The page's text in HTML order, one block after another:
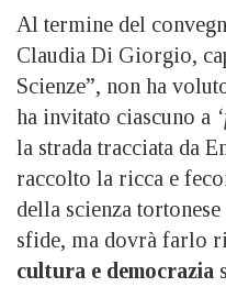
Al termine del
Claudia Di Giorgio,
Scienze”, non ha
ha invitato ciascuno a
la strada tracciata da
raccolto la ricca e
della scienza
sfide, ma dovrà farlo
cultura e democrazia